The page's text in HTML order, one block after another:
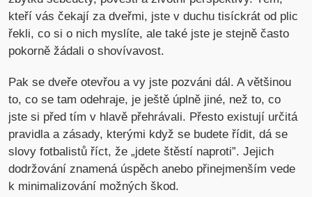
kteří vás čekají za dveřmi, jste v duchu tisíckrát od plic
řekli, co si o nich myslíte, ale také jste je stejně často
pokorně žádali o shovívavost.
Pak se dveře otevřou a vy jste pozváni dál. A většinou
to, co se tam odehraje, je ještě úplně jiné, než to, co
jste si před tím v hlavě přehrávali. Přesto existují určitá
pravidla a zásady, kterými když se budete řídit, dá se
slovy fotbalistů říct, že „jdete štěstí naproti”. Jejich
dodržování znamená úspěch anebo přinejmenším vede
k minimalizování možných škod.